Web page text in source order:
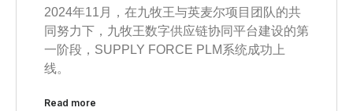
2024年11月，在九牧王与英麦尔项目团队的共
同努力下，九牧王数字供应链协同平台建设的第
一阶段，SUPPLY FORCE PLM系统成功上
线。
Read more